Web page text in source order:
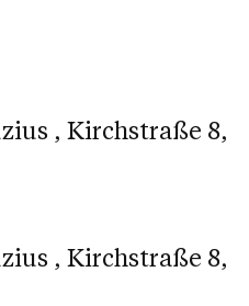
Kirchstraße 8
Kirchstraße 8